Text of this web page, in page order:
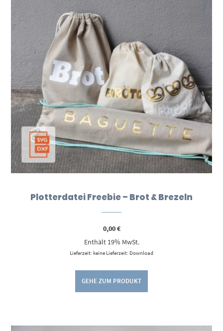
Plotterdatei Freebie – Brot & Brezeln
0,00€
Enthält 19% MwSt.
Lieferzeit: keine Lieferzeit: Download
GEHE ZUM PRODUKT